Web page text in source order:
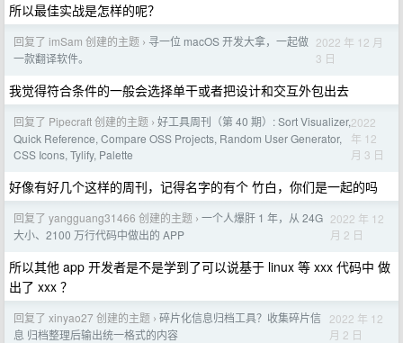
所以最佳实战是怎样的呢？
回复了 imSam 创建的主题 › 寻一位 macOS 开发大拿，一起做
一款翻译软件。
2022 年 12 月
3 日
我觉得符合条件的一般会选择单干或者把设计和交互外包出去
回复了 Pipecraft 创建的主题 › 好工具周刊（第 40 期）: Sort Visualizer,
Quick Reference, Compare OSS Projects, Random User Generator,
CSS Icons, Tylify, Palette
2022
年 12
月 3 日
好像有好几个这样的周刊，记得名字的有个 竹白，你们是一起的吗
回复了 yangguang31466 创建的主题 › 一个人爆肝 1 年，从 24G
大小、2100 万行代码中做出的 APP
2022 年 12
月 2 日
所以其他 app 开发者是不是学到了可以说基于 linux 等 xxx 代码中 做
出了 xxx ？
回复了 xinyao27 创建的主题 › 碎片化信息归档工具？收集碎片信
息 归档整理后输出统一格式的内容
2022 年 12
月 2 日